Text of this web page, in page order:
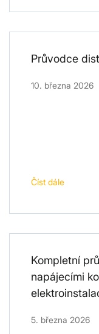
Průvodce
10. března 2026
Číst dále
Kompletní
napájecími
5. března 2026